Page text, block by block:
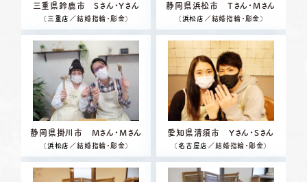
三重県鈴鹿市 Sさん・Yさん
（ 三重店 ／結婚指輪・彫金）
静岡県浜松市 Tさん・Mさん
（浜松店 ／結婚指輪・彫金）
静岡県掛川市 Mさん・Mさん
（浜松店 ／結婚指輪・彫金）
愛知県清須市 Yさん・Sさん
（ 名古屋店 ／結婚指輪・彫金）